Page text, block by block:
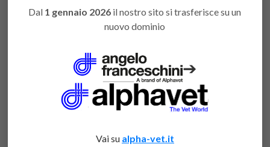
Varianti Varie Importate
ORT2456
Dal 1 gennaio 2026 il nostro sito si trasferisce su un
nuovo dominio
➔
Vai su alpha-vet.it